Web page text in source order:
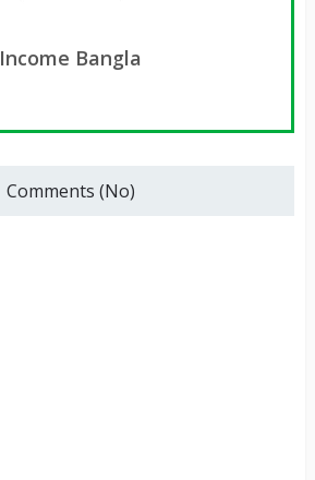
Income Bangla
Comments (No)